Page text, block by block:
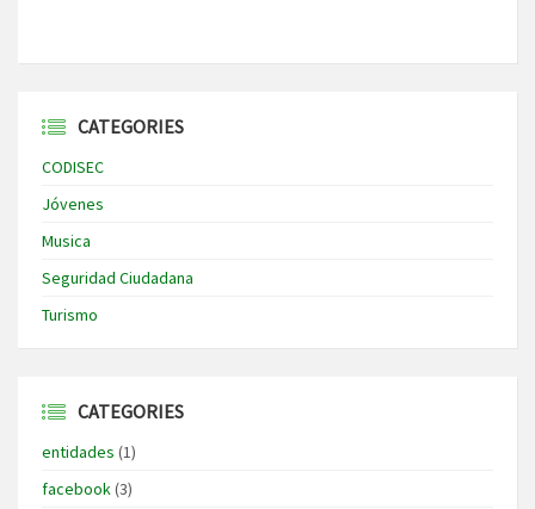
CATEGORIES
CODISEC
Jóvenes
Musica
Seguridad Ciudadana
Turismo
CATEGORIES
entidades (1)
facebook(3)